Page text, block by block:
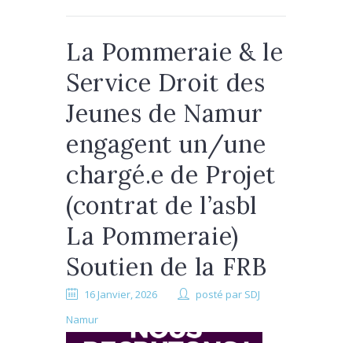
La Pommeraie & le
Service Droit des
Jeunes de Namur
engagent un/une
chargé.e de Projet
(contrat de l’asbl
La Pommeraie)
Soutien de la FRB
16 Janvier, 2026 posté par SDJ
Namur